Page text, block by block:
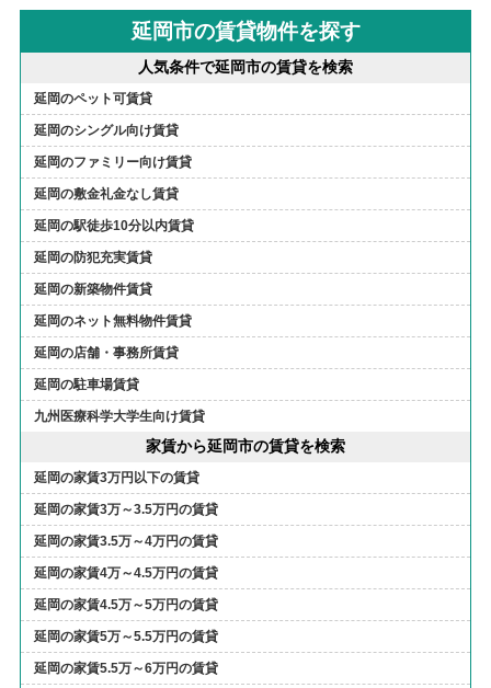
延岡市の賃貸物件を探す
人気条件で延岡市の賃貸を検索
延岡のペット可賃貸
延岡のシングル向け賃貸
延岡のファミリー向け賃貸
延岡の敷金礼金なし賃貸
延岡の駅徒歩10分以内賃貸
延岡の防犯充実賃貸
延岡の新築物件賃貸
延岡のネット無料物件賃貸
延岡の店舗・事務所賃貸
延岡の駐車場賃貸
九州医療科学大学生向け賃貸
家賃から延岡市の賃貸を検索
延岡の家賃3万円以下の賃貸
延岡の家賃3万～3.5万円の賃貸
延岡の家賃3.5万～4万円の賃貸
延岡の家賃4万～4.5万円の賃貸
延岡の家賃4.5万～5万円の賃貸
延岡の家賃5万～5.5万円の賃貸
延岡の家賃5.5万～6万円の賃貸